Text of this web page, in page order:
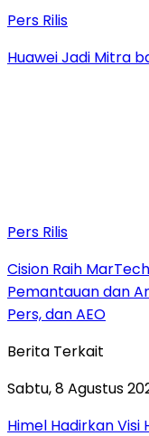
Pers Rilis
Huawei Jadi Mitra
Pers Rilis
Cision Raih
Pemantauan dan
Pers, dan AEO
Berita Terkait
Sabtu, 8 Agustus
Himel Hadirkan